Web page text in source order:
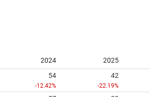
2024 2025
54
-12.42%
42
-22.19%